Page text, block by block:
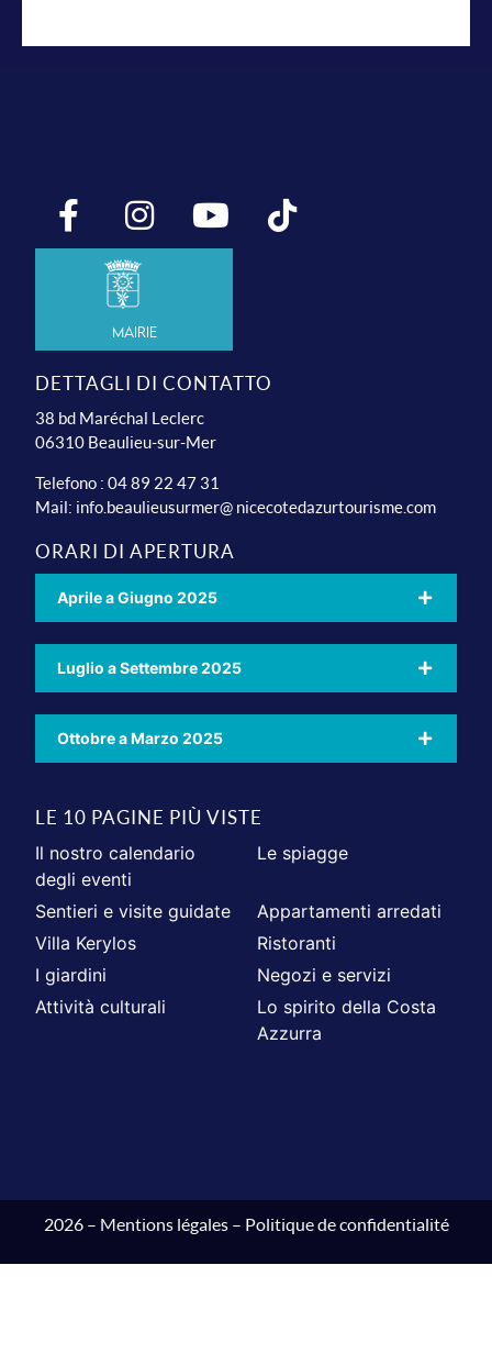
Mairie
DETTAGLI DI CONTATTO
38 bd Maréchal Leclerc
06310 Beaulieu-sur-Mer
Telefono : 04 89 22 47 31
Mail: info.beaulieusurmer@ nicecotedazurtourisme.com
ORARI DI APERTURA
Aprile a Giugno 2025
Luglio a Settembre 2025
Ottobre a Marzo 2025
LE 10 PAGINE PIÙ VISTE
Il nostro calendario
degli eventi
Le spiagge
Sentieri e visite guidate
Appartamenti arredati
Villa Kerylos
Ristoranti
I giardini
Negozi e servizi
Attività culturali
Lo spirito della Costa
Azzurra
2026 – Mentions légales– Politique de confidentialité